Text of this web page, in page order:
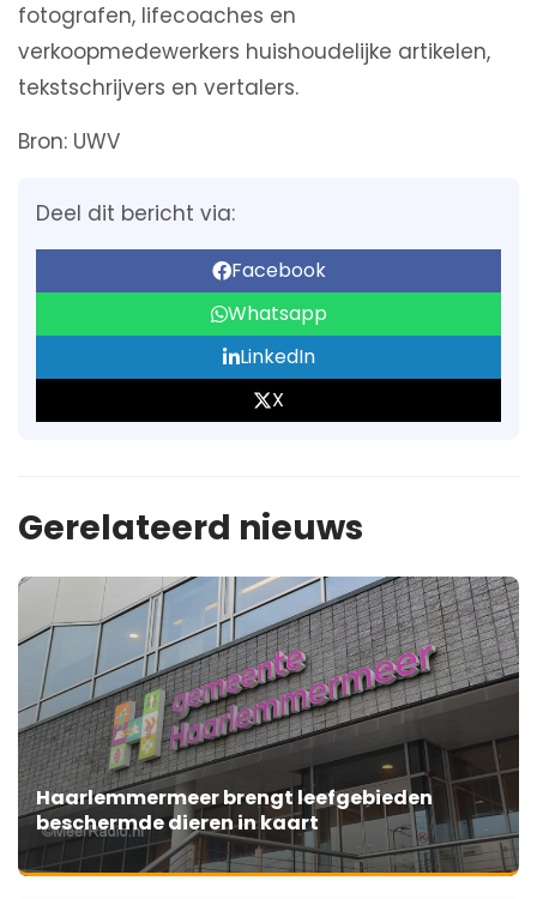
fotografen, lifecoaches en
verkoopmedewerkers huishoudelijke artikelen,
tekstschrijvers en vertalers.
Bron: UWV
Deel dit bericht via:
Facebook
Whatsapp
LinkedIn
X
Gerelateerd nieuws
Haarlemmermeer brengt leefgebieden
beschermde dieren in kaart